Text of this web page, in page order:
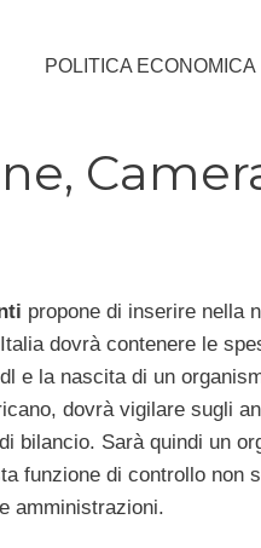
POLITICA ECONOMICA
propone di inserire nella
dovrà contenere le
e la nascita di un
dovrà vigilare sugli
bilancio. Sarà quindi un
funzione di controllo non
amministrazioni.